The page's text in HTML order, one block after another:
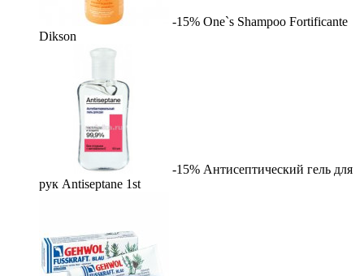
-15% One`s Shampoo Fortificante
Dikson
-15% Антисептический гель для
рук Antiseptane 1st